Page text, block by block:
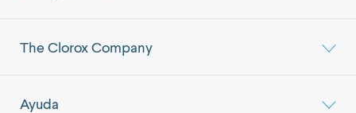
The Clorox Company
Ayuda